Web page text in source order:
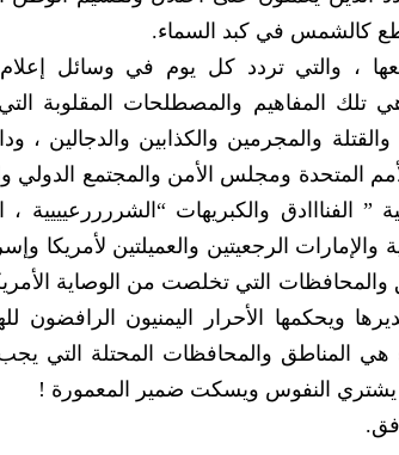
كالشمس في كبد السماء.
، والتي تردد كل يوم في وسائل
المفاهيم والمصطلحات المقلوبة
والمجرمين والكذابين والدجالين ،
المتحدة ومجلس الأمن والمجتمع الدولي
الفنااادق والكبريهات “الشررررعيييية ،
الرجعيتين والعميلتين لأمريكا
التي تخلصت من الوصاية
ويحكمها الأحرار اليمنيون الرافضون
المناطق والمحافظات المحتلة التي
يشتري النفوس ويسكت ضمير المعمورة !